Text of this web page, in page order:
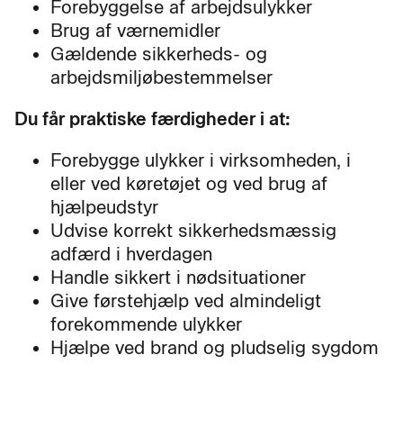
Forebyggelse af arbejdsulykker
Brug af værnemidler
Gældende sikkerheds- og
arbejdsmiljøbestemmelser
Du får praktiske færdigheder i at:
Forebygge ulykker i virksomheden, i
eller ved køretøjet og ved brug af
hjælpeudstyr
Udvise korrekt sikkerhedsmæssig
adfærd i hverdagen
Handle sikkert i nødsituationer
Give førstehjælp ved almindeligt
forekommende ulykker
Hjælpe ved brand og pludselig sygdom